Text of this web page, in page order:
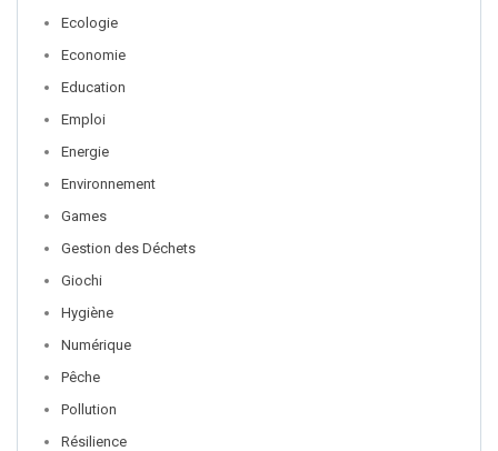
Ecologie
Economie
Education
Emploi
Energie
Environnement
Games
Gestion des Déchets
Giochi
Hygiène
Numérique
Pêche
Pollution
Résilience